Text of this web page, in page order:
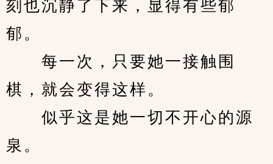
刻也沉静了下来，显得有些郁
郁。
每一次，只要她一接触围
棋，就会变得这样。
似乎这是她一切不开心的源
泉。